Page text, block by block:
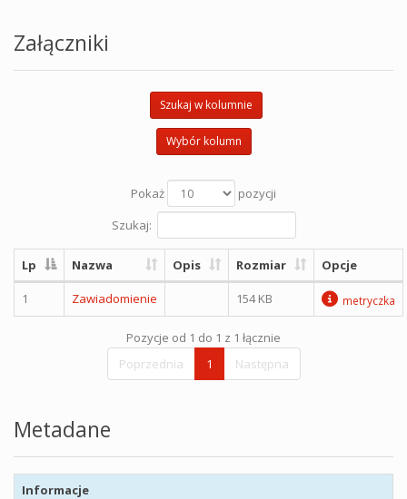
Załączniki
Szukaj w kolumnie
Wybór kolumn
Pokaż
pozycji
Szukaj:
Lp Nazwa Opis Rozmiar Opcje
1 Zawiadomienie 154 KB metryczka
Pozycje od 1 do 1 z 1 łącznie
Poprzednia
1 Następna
Metadane
Informacje